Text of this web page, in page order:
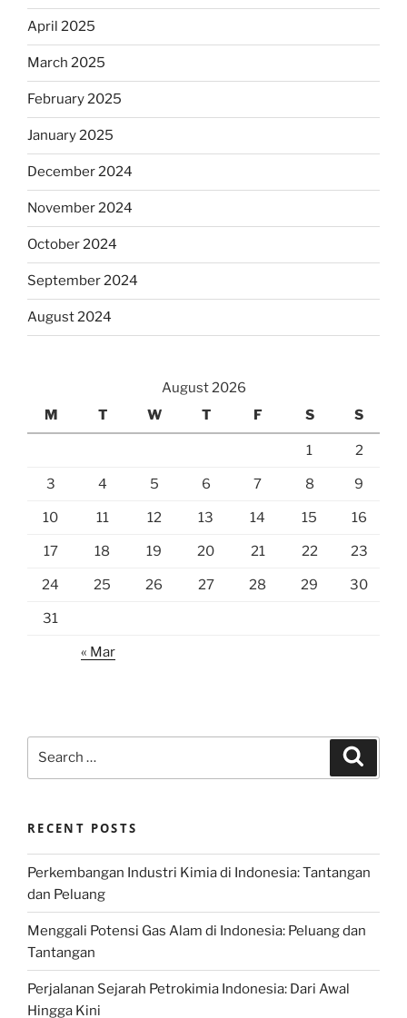
April 2025
March 2025
February 2025
January 2025
December 2024
November 2024
October 2024
September 2024
August 2024
August 2026
M
T W T F S S
1 2
3 4 5 6 7 8 9
10 11 12 13 14 15 16
17 18 19 20 21 22 23
24 25 26 27 28 29 30
31
« Mar
RECENT POSTS
Perkembangan Industri Kimia di Indonesia: Tantangan
dan Peluang
Menggali Potensi Gas Alam di Indonesia: Peluang dan
Tantangan
Perjalanan Sejarah Petrokimia Indonesia: Dari Awal
Hingga Kini